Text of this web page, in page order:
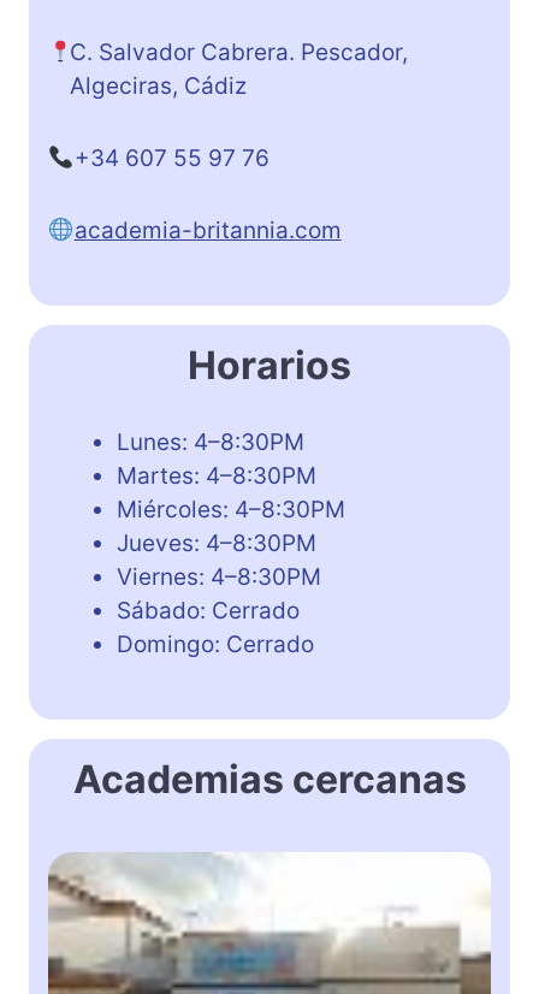
C. Salvador Cabrera. Pescador,
Algeciras, Cádiz
+34 607 55 97 76
academia-britannia.com
Horarios
Lunes: 4–8:30PM
Martes: 4–8:30PM
Miércoles: 4–8:30PM
Jueves: 4–8:30PM
Viernes: 4–8:30PM
Sábado: Cerrado
Domingo: Cerrado
Academias cercanas
C
o
p
p
e